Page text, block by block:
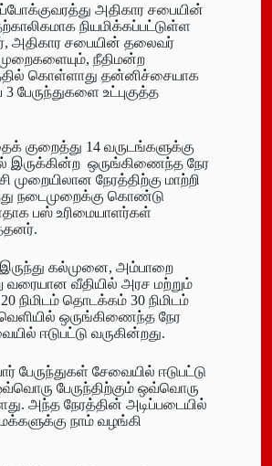
அதிகார சபையின்
நியமிக்கப்பட்டுள்ள
அதிகார சபையின் தலைவர்
நீதிமன்ற
கொள்ளாது தன்னிச்சையாக
பேருந்துகளை உட்புகுத்த
குறைத்து 14 வருடங்களுக்கு
இருக்கின்ற ஒருங்கிணைந்த நேர
நேரத்திற்கு மாற்றி
நடைமுறைக்கு கொண்டு
பஸ் உரிமையாளர்கள்
கல்முனை, அம்பாறை
வரையான வீதியில் அரச மற்றும்
நிமிடம் தொடக்கம் 30 நிமிடம்
ஒருங்கிணைந்த நேர
ஈடுபட்டு வருகின்றது.
பேருந்துகள் சேவையில் ஈடுபட்டு
பேருந்திற்கும் ஒவ்வொரு
அந்த நேரத்தின் அடிப்படையில்
நாம் வழங்கி